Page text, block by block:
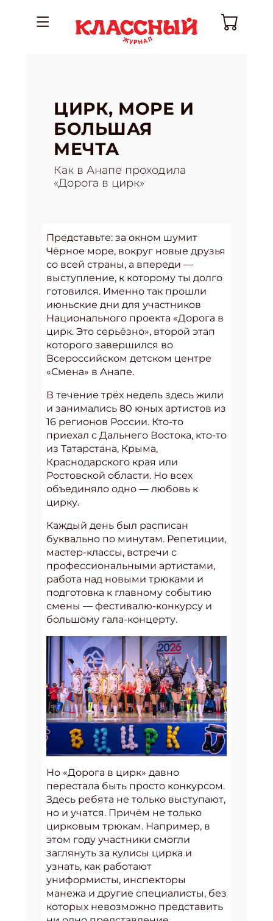
ЦИРК, МОРЕ И
БОЛЬШАЯ
МЕЧТА
Как в Анапе проходила
«Дорога в цирк»
Представьте: за окном шумит
Чёрное море, вокруг новые друзья
со всей страны, а впереди —
выступление, к которому ты долго
готовился. Именно так прошли
июньские дни для участников
Национального проекта «Дорога в
цирк. Это серьёзно», второй этап
которого завершился во
Всероссийском детском центре
«Смена» в Анапе.
В течение трёх недель здесь жили
и занимались 80 юных артистов из
16 регионов России. Кто-то
приехал с Дальнего Востока, кто-то
из Татарстана, Крыма,
Краснодарского края или
Ростовской области. Но всех
объединяло одно — любовь к
цирку.
Каждый день был расписан
буквально по минутам. Репетиции,
мастер-классы, встречи с
профессиональными артистами,
работа над новыми трюками и
подготовка к главному событию
смены — фестивалю-конкурсу и
большому гала-концерту.
Но «Дорога в цирк» давно
перестала быть просто конкурсом.
Здесь ребята не только выступают,
но и учатся. Причём не только
цирковым трюкам. Например, в
этом году участники смогли
заглянуть за кулисы цирка и
узнать, как работают
униформисты, инспекторы
манежа и другие специалисты, без
которых невозможно представить